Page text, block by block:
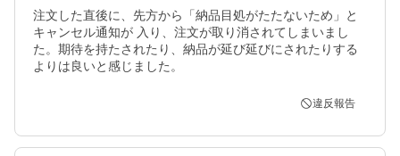
注文した直後に、先方から「納品目処がたたないため」と
キャンセル通知が 入り、注文が取り消されてしまいまし
た。期待を持たされたり、納品が延び延びにされたりする
よりは良いと感じました。
違反報告